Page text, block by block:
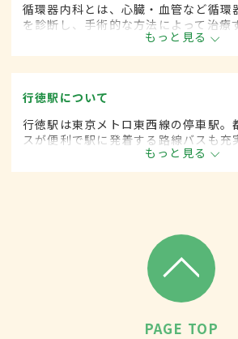
循環器内科とは、心臓・血管など循環
を診断し、手術的な方法によって治療
です。平成20年4月の制度改正前は、
ていました。
もっと見る
行徳駅について
行徳駅は東京メトロ東西線の停車駅。
スが便利で駅に発着する路線バスも充
ら1日に5万6000人が乗降する。駅前
などが多く立ち並び賑わっている。
もっと見る
PAGE TOP